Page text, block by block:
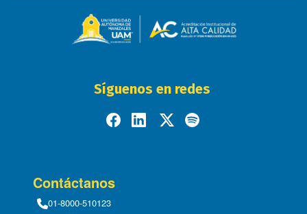
Síguenos en redes
Contáctanos
01-8000-510123